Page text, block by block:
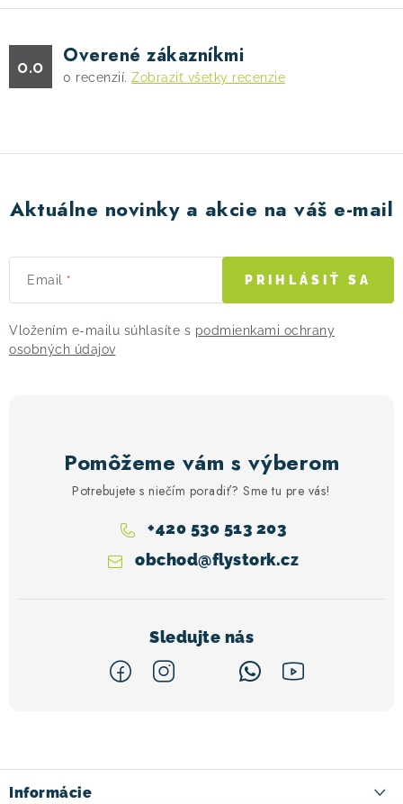
s
u0.0 Overené zákazníkmi
0 recenzií. Zobraziť všetky recenzie
Aktuálne novinky a akcie na váš e-mail
Email
Vložením e-mailu súhlasíte s podmienkami ochrany
osobných údajov
PRIHLÁSIŤ SA
Pomôžeme vám s výberom
Potrebujete s niečím poradiť? Sme tu pre vás!
obchod@flystork.cz
+420 530 513 203
p
Informácie